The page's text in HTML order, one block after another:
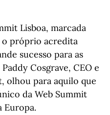
Lisboa, marcada
o próprio acredita
sucesso para as
Cosgrave, CEO e
olhou para aquilo que
da Web Summit
Europa.